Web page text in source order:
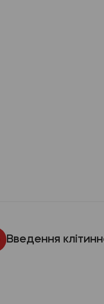
Введення